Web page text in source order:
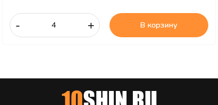
- + В корзину